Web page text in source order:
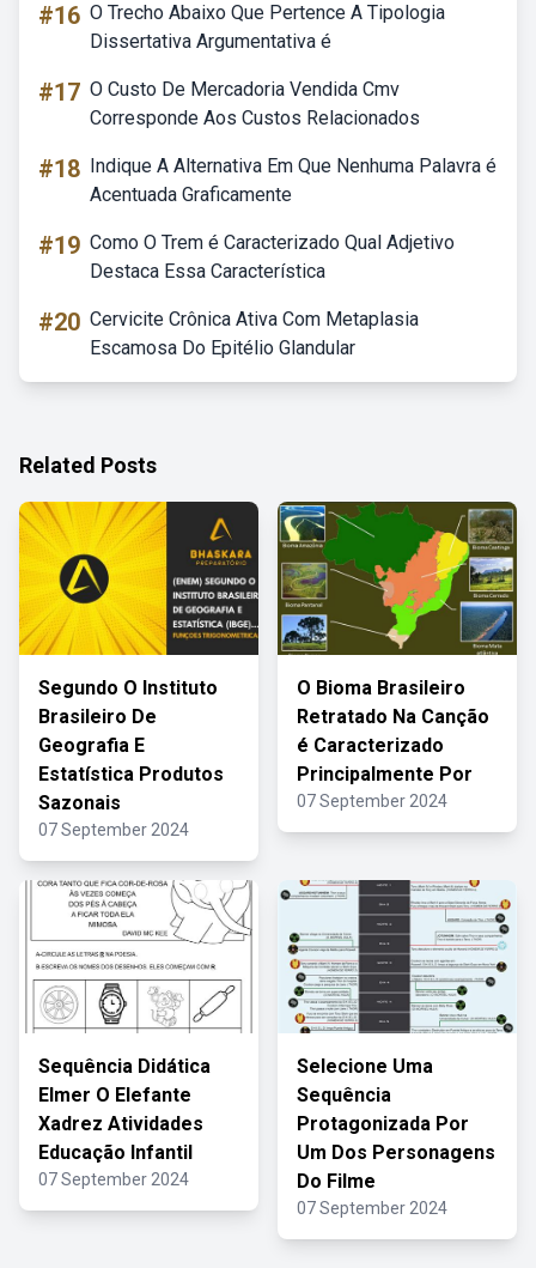
#16 O Trecho Abaixo Que Pertence A Tipologia
Dissertativa Argumentativa é
#17 O Custo De Mercadoria Vendida Cmv
Corresponde Aos Custos Relacionados
#18 Indique A Alternativa Em Que Nenhuma Palavra é
Acentuada Graficamente
#19 Como O Trem é Caracterizado Qual Adjetivo
Destaca Essa Característica
#20 Cervicite Crônica Ativa Com Metaplasia
Escamosa Do Epitélio Glandular
Related Posts
Segundo O Instituto
Brasileiro De
Geografia E
Estatística Produtos
Sazonais
07 September 2024
O Bioma Brasileiro
Retratado Na Canção
é Caracterizado
Principalmente Por
07 September 2024
Sequência Didática
Elmer O Elefante
Xadrez Atividades
Educação Infantil
07 September 2024
Selecione Uma
Sequência
Protagonizada Por
Um Dos Personagens
Do Filme
07 September 2024